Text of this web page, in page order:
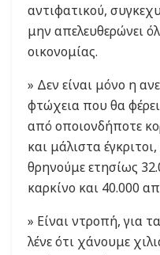
αντιφατικού,
μην απελευθερώνει
οικονομίας.
» Δεν είναι μόνο η
φτώχεια που θα
από οποιονδήποτε
και μάλιστα
θρηνούμε ετησίως
καρκίνο και 40.000
» Είναι ντροπή, για
λένε ότι χάνουμε